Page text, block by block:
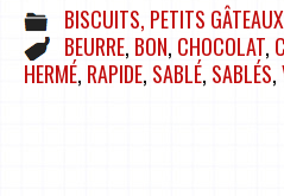
BISCUITS, PETITS
BEURRE, BON, CHOCOLAT,
HERMÉ, RAPIDE, SABLÉ, SABLÉS,